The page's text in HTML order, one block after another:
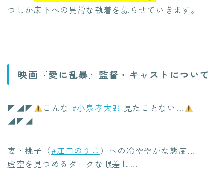
つしか床下への異常な執着を募らせていきます。
映画『愛に乱暴』監督・キャストについて
◤◢◤ こんな #小泉孝太郎 見たことない…
◢◤◢
妻・桃子（#江口のりこ ）への冷ややかな態度…
虚空を見つめるダークな眼差し…